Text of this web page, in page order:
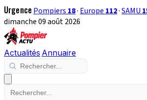
Urgence Pompiers 18· Europe 112·SAMU
dimanche 09 août 2026
Actualités Annuaire